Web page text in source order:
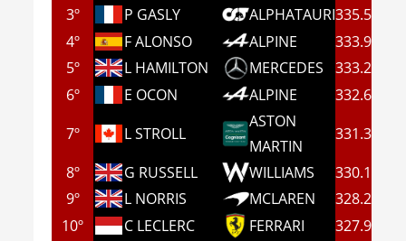
3º
P GASLY ALPHATAURI335.5
4º
F ALONSO ALPINE
333.9
5º
L HAMILTON MERCEDES
333.2
6º
E OCON ALPINE
332.6
7º
L STROLL
ASTON
MARTIN
331.3
8º
G RUSSELL WILLIAMS
330.1
9º
L NORRIS MCLAREN
328.2
10º
C LECLERC FERRARI
327.9